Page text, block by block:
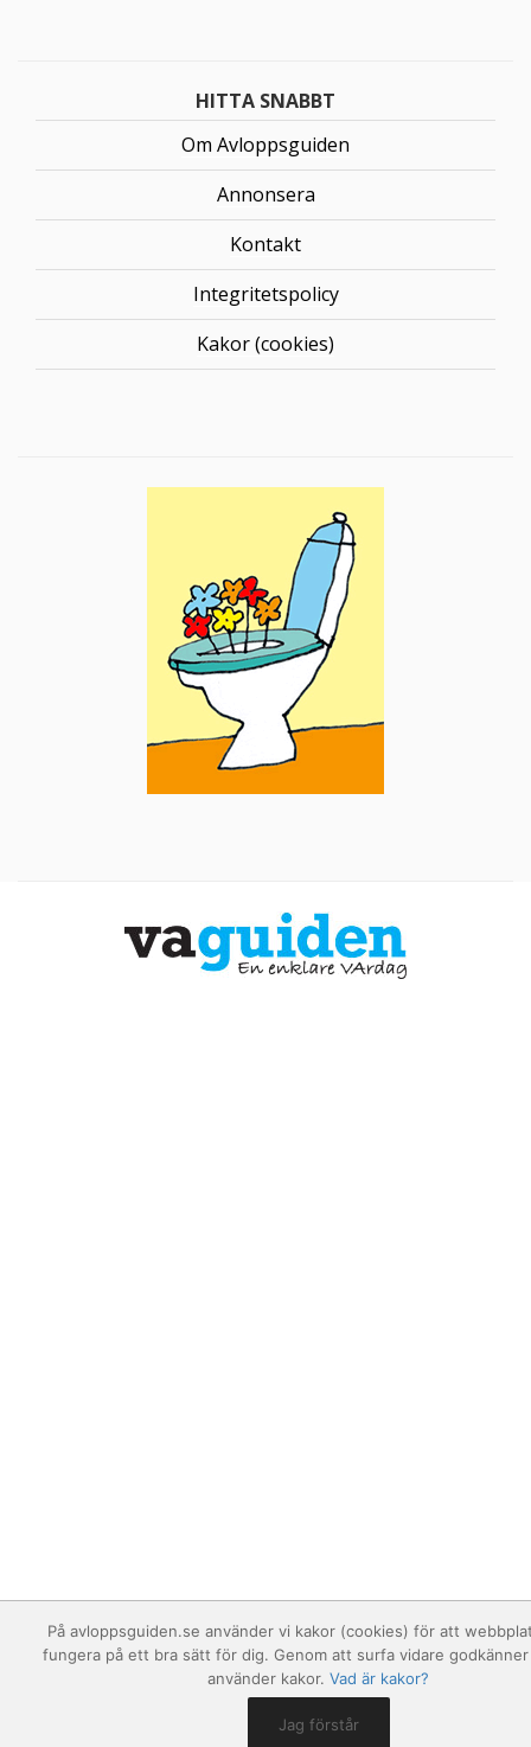
HITTA SNABBT
Om Avloppsguiden
Annonsera
Kontakt
Integritetspolicy
Kakor (cookies)
På avloppsguiden.se använder vi kakor (cookies) för att
fungera på ett bra sätt för dig. Genom att surfa vidare
använder kakor. Vad är kakor?
Jag förstår